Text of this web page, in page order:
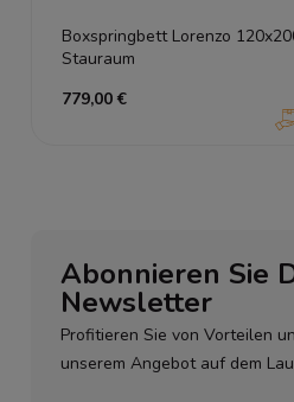
Boxspringbett Lorenzo
Stauraum
779,00 €
Abonnieren Sie
Newsletter
Profitieren Sie von Vorteilen
unserem Angebot auf dem